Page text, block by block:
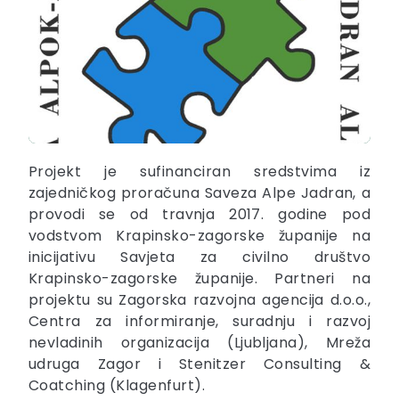
Projekt je sufinanciran sredstvima iz
zajedničkog proračuna Saveza Alpe Jadran, a
provodi se od travnja 2017. godine pod
vodstvom Krapinsko-zagorske županije na
inicijativu Savjeta za civilno društvo
Krapinsko-zagorske županije. Partneri na
projektu su Zagorska razvojna agencija d.o.o.,
Centra za informiranje, suradnju i razvoj
nevladinih organizacija (Ljubljana), Mreža
udruga Zagor i Stenitzer Consulting &
Coatching (Klagenfurt).